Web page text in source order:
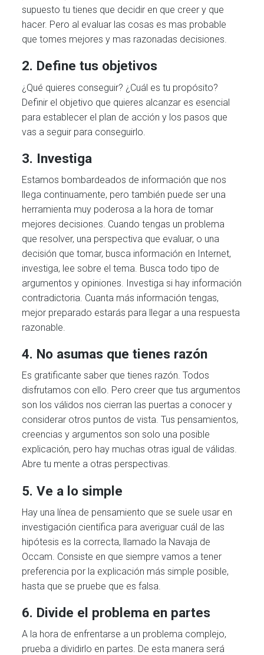
supuesto tu tienes que decidir en que creer y que
hacer. Pero al evaluar las cosas es mas probable
que tomes mejores y mas razonadas decisiones.
2. Define tus objetivos
¿Qué quieres conseguir? ¿Cuál es tu propósito?
Definir el objetivo que quieres alcanzar es esencial
para establecer el plan de acción y los pasos que
vas a seguir para conseguirlo.
3. Investiga
Estamos bombardeados de información que nos
llega continuamente, pero también puede ser una
herramienta muy poderosa a la hora de tomar
mejores decisiones. Cuando tengas un problema
que resolver, una perspectiva que evaluar, o una
decisión que tomar, busca información en Internet,
investiga, lee sobre el tema. Busca todo tipo de
argumentos y opiniones. Investiga si hay información
contradictoria. Cuanta más información tengas,
mejor preparado estarás para llegar a una respuesta
razonable.
4. No asumas que tienes razón
Es gratificante saber que tienes razón. Todos
disfrutamos con ello. Pero creer que tus argumentos
son los válidos nos cierran las puertas a conocer y
considerar otros puntos de vista. Tus pensamientos,
creencias y argumentos son solo una posible
explicación, pero hay muchas otras igual de válidas.
Abre tu mente a otras perspectivas.
5. Ve a lo simple
Hay una línea de pensamiento que se suele usar en
investigación científica para averiguar cuál de las
hipótesis es la correcta, llamado la Navaja de
Occam. Consiste en que siempre vamos a tener
preferencia por la explicación más simple posible,
hasta que se pruebe que es falsa.
6. Divide el problema en partes
A la hora de enfrentarse a un problema complejo,
prueba a dividirlo en partes. De esta manera será